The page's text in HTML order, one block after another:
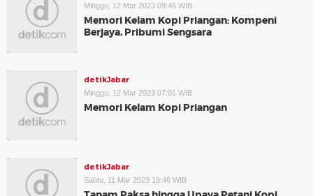
Minggu, 12 Mar 2023 09:46 WIB
Memori Kelam Kopi Priangan: Kompeni
Berjaya, Pribumi Sengsara
detikJabar
Minggu, 12 Mar 2023 07:01 WIB
Memori Kelam Kopi Priangan
detikJabar
Sabtu, 11 Mar 2023 19:46 WIB